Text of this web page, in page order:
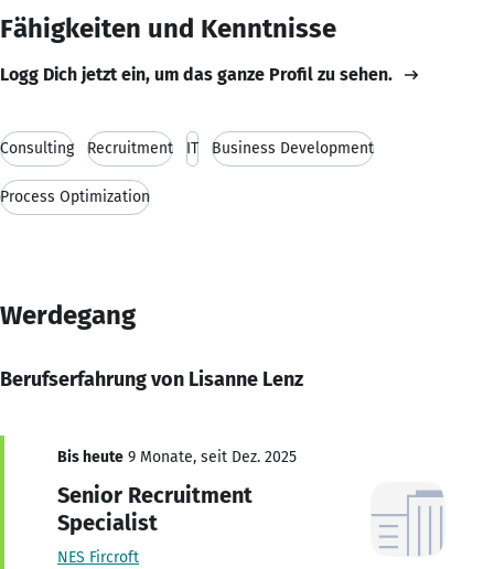
Fähigkeiten und Kenntnisse
Logg Dich jetzt ein, um das ganze Profil zu sehen.
Consulting Recruitment IT Business Development
Process Optimization
Werdegang
Berufserfahrung von Lisanne Lenz
Bis heute 9 Monate, seit Dez. 2025
Senior Recruitment
Specialist
NES Fircroft